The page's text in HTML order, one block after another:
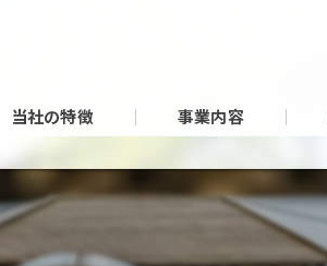
当社の特徴 事業内容